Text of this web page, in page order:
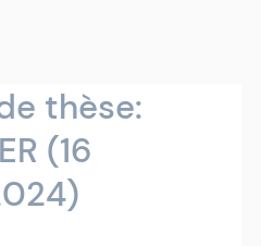
thèse:
(16